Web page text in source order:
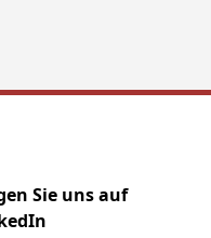
Sie uns auf